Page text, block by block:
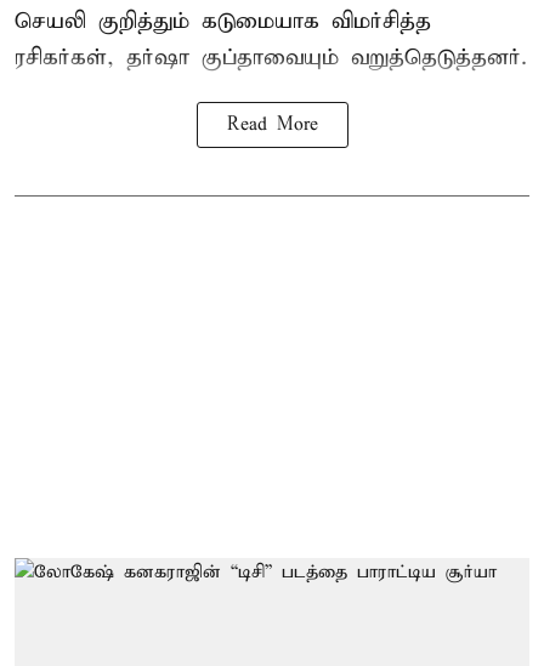
செயலி குறித்தும் கடுமையாக விமர்சித்த
ரசிகர்கள், தர்ஷா குப்தாவையும் வறுத்தெடுத்தனர்.
Read More